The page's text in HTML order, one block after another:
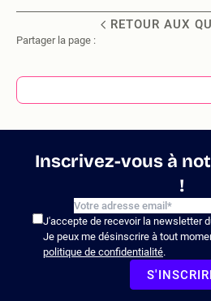
RETOUR AUX
Partager la page :
Inscrivez-vous à
!
J'accepte de recevoir la newsletter
Je peux me désinscrire à tout
politique de confidentialité.